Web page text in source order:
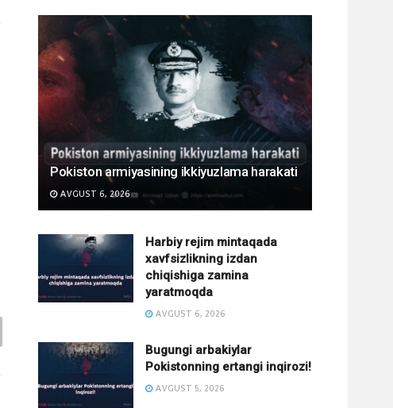
Pokiston armiyasining ikkiyuzlama harakati
AVGUST 6, 2026
Harbiy rejim mintaqada
xavfsizlikning izdan
chiqishiga zamina
yaratmoqda
AVGUST 6, 2026
Bugungi arbakiylar
Pokistonning ertangi inqirozi!
AVGUST 5, 2026